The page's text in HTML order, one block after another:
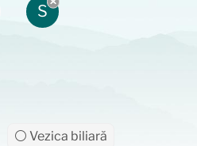
S
⚪ Vezica biliară